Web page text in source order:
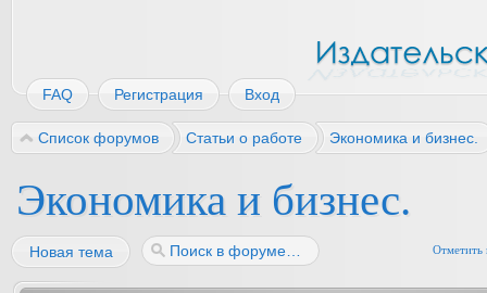
FAQ Регистрация Вход
Список форумов Статьи о работе Экономика и бизнес.
Экономика и бизнес.
Новая тема Отметить